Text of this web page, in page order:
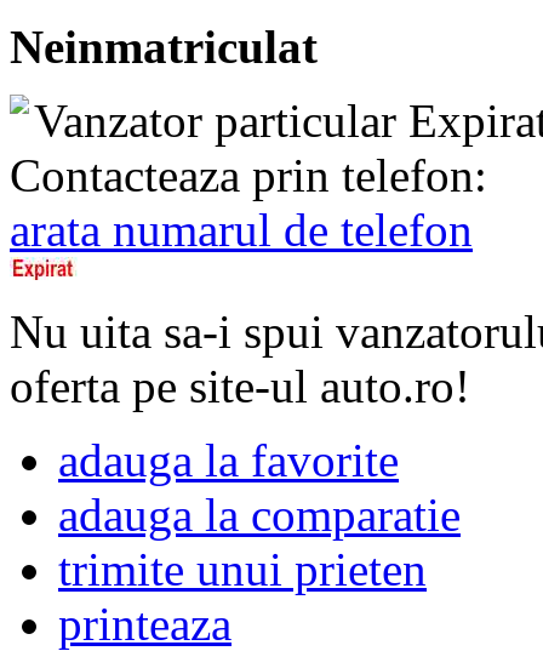
Neinmatriculat
Vanzator particular
Contacteaza prin telefon:
arata numarul de telefon
Nu uita sa-i spui
oferta pe site-ul auto.ro!
adauga la favorite
adauga la comparatie
trimite unui prieten
printeaza